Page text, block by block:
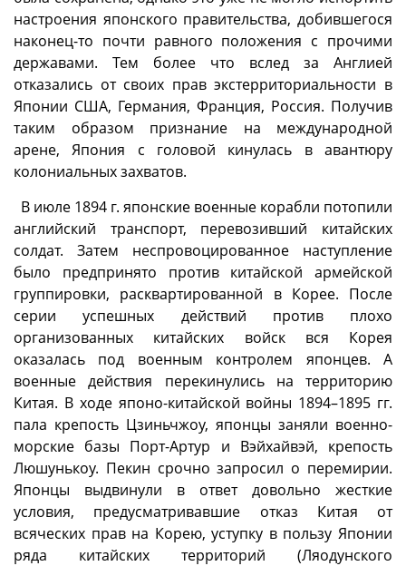
настроения японского правительства, добившегося
наконец-то почти равного положения с прочими
державами. Тем более что вслед за Англией
отказались от своих прав экстерриториальности в
Японии США, Германия, Франция, Россия. Получив
таким образом признание на международной
арене, Япония с головой кинулась в авантюру
колониальных захватов.
В июле 1894 г. японские военные корабли потопили
английский транспорт, перевозивший китайских
солдат. Затем неспровоцированное наступление
было предпринято против китайской армейской
группировки, расквартированной в Корее. После
серии успешных действий против плохо
организованных китайских войск вся Корея
оказалась под военным контролем японцев. А
военные действия перекинулись на территорию
Китая. В ходе японо-китайской войны 1894–1895 гг.
пала крепость Цзиньчжоу, японцы заняли военно-
морские базы Порт-Артур и Вэйхайвэй, крепость
Люшунькоу. Пекин срочно запросил о перемирии.
Японцы выдвинули в ответ довольно жесткие
условия, предусматривавшие отказ Китая от
всяческих прав на Корею, уступку в пользу Японии
ряда китайских территорий (Ляодунского